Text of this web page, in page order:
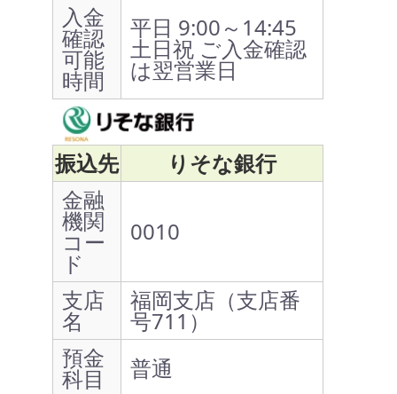
入金
確認
可能
時間
平日 9:00～14:45
土日祝 ご入金確認
は翌営業日
振込先
りそな銀行
金融
機関
コー
ド
0010
支店
名
福岡支店（支店番
号711）
預金
科目
普通